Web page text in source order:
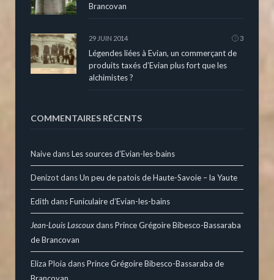
Brancovan
29 JUIN 2014 3
Légendes liées à Evian, un commerçant de
produits taxés d’Evian plus fort que les
alchimistes ?
COMMENTAIRES RÉCENTS
NaivedansLes sources d’Evian-les-bains
DenizotdansUn peu de patois de Haute-Savoie – la Yaute
Edith dansFuniculaire d’Evian-les-bains
Jean-Louis LascouxdansPrince Grégoire Bibesco-Bassaraba
de Brancovan
Eliza Ploia dansPrince Grégoire Bibesco-Bassaraba de